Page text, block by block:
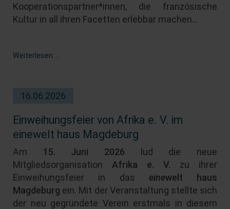
Kooperationspartner*innen, die französische
Kultur in all ihren Facetten erlebbar machen...
Weiterlesen …
14.07.2026
16.06.2026
Einweihungsfeier von Afrika e. V. im
einewelt haus Magdeburg
Am 15. Juni 2026 lud die neue
Mitgliedsorganisation Afrika e. V. zu ihrer
Einweihungsfeier in das einewelt haus
Magdeburg ein. Mit der Veranstaltung stellte sich
der neu gegründete Verein erstmals in diesem